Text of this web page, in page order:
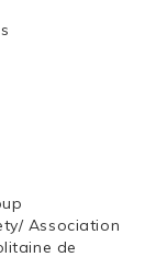
Association
de